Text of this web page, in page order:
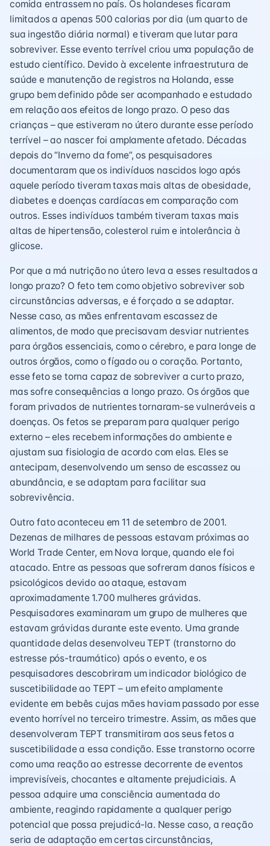
comida entrassem no país. Os holandeses ficaram
limitados a apenas 500 calorias por dia (um quarto de
sua ingestão diária normal) e tiveram que lutar para
sobreviver. Esse evento terrível criou uma população de
estudo científico. Devido à excelente infraestrutura de
saúde e manutenção de registros na Holanda, esse
grupo bem definido pôde ser acompanhado e estudado
em relação aos efeitos de longo prazo. O peso das
crianças – que estiveram no útero durante esse período
terrível – ao nascer foi amplamente afetado. Décadas
depois do “Inverno da fome”, os pesquisadores
documentaram que os indivíduos nascidos logo após
aquele período tiveram taxas mais altas de obesidade,
diabetes e doenças cardíacas em comparação com
outros. Esses indivíduos também tiveram taxas mais
altas de hipertensão, colesterol ruim e intolerância à
glicose.
Por que a má nutrição no útero leva a esses resultados a
longo prazo? O feto tem como objetivo sobreviver sob
circunstâncias adversas, e é forçado a se adaptar.
Nesse caso, as mães enfrentavam escassez de
alimentos, de modo que precisavam desviar nutrientes
para órgãos essenciais, como o cérebro, e para longe de
outros órgãos, como o fígado ou o coração. Portanto,
esse feto se torna capaz de sobreviver a curto prazo,
mas sofre consequências a longo prazo. Os órgãos que
foram privados de nutrientes tornaram-se vulneráveis ​​a
doenças. Os fetos se preparam para qualquer perigo
externo – eles recebem informações do ambiente e
ajustam sua fisiologia de acordo com elas. Eles se
antecipam, desenvolvendo um senso de escassez ou
abundância, e se adaptam para facilitar sua
sobrevivência.
Outro fato aconteceu em 11 de setembro de 2001.
Dezenas de milhares de pessoas estavam próximas ao
World Trade Center, em Nova Iorque, quando ele foi
atacado. Entre as pessoas que sofreram danos físicos e
psicológicos devido ao ataque, estavam
aproximadamente 1.700 mulheres grávidas.
Pesquisadores examinaram um grupo de mulheres que
estavam grávidas durante este evento. Uma grande
quantidade delas desenvolveu TEPT (transtorno do
estresse pós-traumático) após o evento, e os
pesquisadores descobriram um indicador biológico de
suscetibilidade ao TEPT – um efeito amplamente
evidente em bebês cujas mães haviam passado por esse
evento horrível no terceiro trimestre. Assim, as mães que
desenvolveram TEPT transmitiram aos seus fetos a
suscetibilidade a essa condição. Esse transtorno ocorre
como uma reação ao estresse decorrente de eventos
imprevisíveis, chocantes e altamente prejudiciais. A
pessoa adquire uma consciência aumentada do
ambiente, reagindo rapidamente a qualquer perigo
potencial que possa prejudicá-la. Nesse caso, a reação
seria de adaptação em certas circunstâncias,